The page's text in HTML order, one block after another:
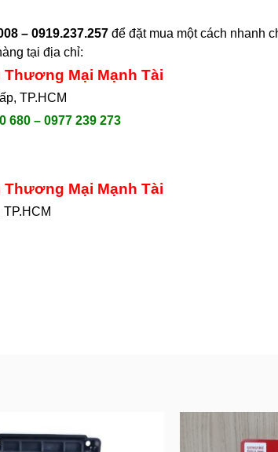
– 0919.237.257 để đặt mua một cách nhanh
tại địa chỉ:
Thương Mại Mạnh Tài
TP.HCM
680 – 0977 239 273
Thương Mại Mạnh Tài